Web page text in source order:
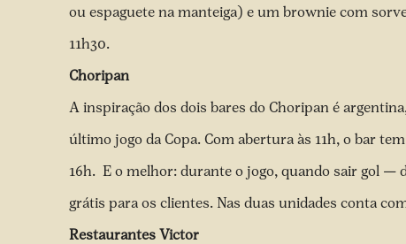
ou espaguete na manteiga) e um brownie com
11h30.
Choripan
A inspiração dos dois bares do Choripan é
último jogo da Copa. Com abertura às 11h, o bar
16h. E o melhor: durante o jogo, quando sair gol —
grátis para os clientes. Nas duas unidades conta
Restaurantes Victor